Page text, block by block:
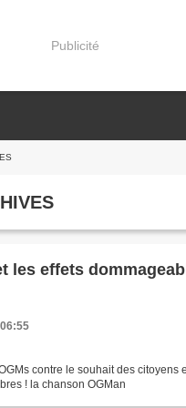
Publicité
les effets
contre le souhait des citoyens
! la chanson OGMan